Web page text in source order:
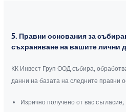
5. Правни основания за
съхраняване на вашите лични
КК Инвест Груп ООД събира,
данни на базата на следните правни
Изрично получено от вас съгласие;